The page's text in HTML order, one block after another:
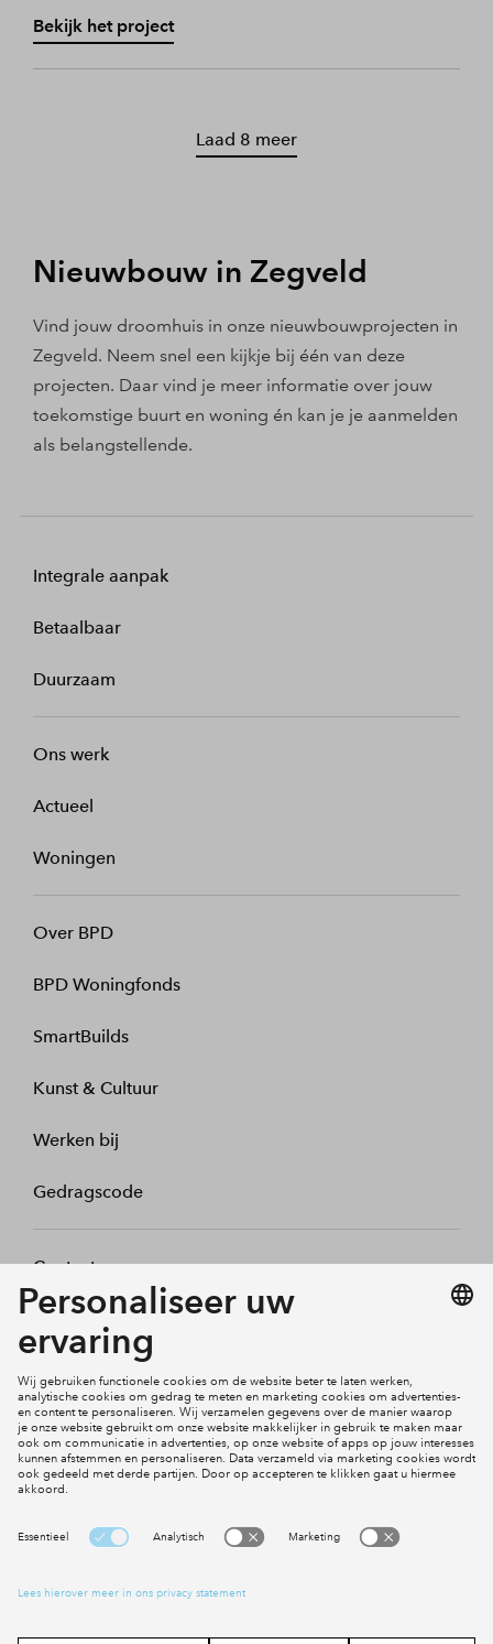
Bekijk het project
Laad 8 meer
Nieuwbouw in Zegveld
Vind jouw droomhuis in onze nieuwbouwprojecten in
Zegveld. Neem snel een kijkje bij één van deze
projecten. Daar vind je meer informatie over jouw
toekomstige buurt en woning én kan je je aanmelden
als belangstellende.
Integrale aanpak
Betaalbaar
Duurzaam
Ons werk
Actueel
Woningen
Over BPD
BPD Woningfonds
SmartBuilds
Kunst & Cultuur
Werken bij
Gedragscode
Contact
Mijn profiel
Social Media
Cookies